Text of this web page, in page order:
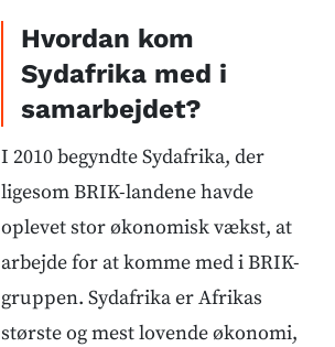
Hvordan kom
Sydafrika med i
samarbejdet?
I 2010 begyndte Sydafrika, der
ligesom BRIK-landene havde
oplevet stor økonomisk vækst, at
arbejde for at komme med i BRIK-
gruppen. Sydafrika er Afrikas
største og mest lovende økonomi,